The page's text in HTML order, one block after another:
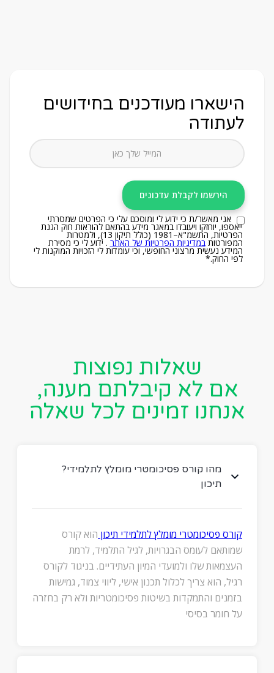
אני מאשר/ת כי ידוע לי ומוסכם עלי כי הפרטים שמסרתי
ייאספו, יוחזקו ויעובדו במאגר מידע בהתאם להוראות חוק הגנת
הפרטיות, התשמ"א–1981 (כולל תיקון 13), ולמטרות
המפורטותבמדיניות הפרטיות של האתר . ידוע לי כי מסירת
המידע נעשית מרצוני החופשי, וכי עומדות לי הזכויות המוקנות לי
לפי החוק.*
הישארו מעודכנים בחידושים
לעתודה
שאלות נפוצות
אם לא קיבלתם מענה,
אנחנו זמינים לכל שאלה
?מהו קורס פסיכומטרי מומלץ לתלמידי
תיכון
קורס פסיכומטרי מומלץ לתלמידי תיכון הוא קורס
שמותאם לעומס הבגרויות, לגיל התלמיד, לרמת
העצמאות שלו ולמועדי המיון העתידיים. בניגוד לקורס
רגיל, הוא צריך לכלול תכנון אישי, ליווי צמוד, גמישות
בזמנים והתמקדות בשיטות פסיכומטריות ולא רק בחזרה
על חומר בסיסי